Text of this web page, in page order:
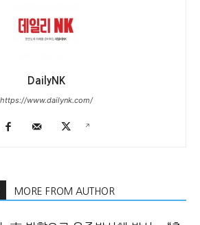
DailyNK
https://www.dailynk.com/
MORE FROM AUTHOR